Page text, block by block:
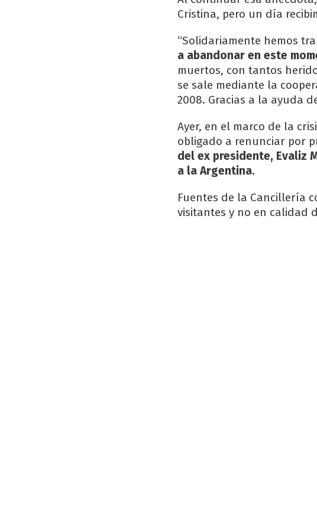
Cristina, pero un día
“Solidariamente hemos
a abandonar en este
muertos, con tantos
se sale mediante la
2008. Gracias a la ayuda
Ayer, en el marco de la
obligado a renunciar por
del ex presidente, Evaliz
a la Argentina.
Fuentes de la Cancillería
visitantes y no en calidad